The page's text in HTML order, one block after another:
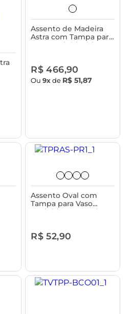
Assento de Madeira
Astra com Tampa para
Vaso Sanitário Ibiza
R$ 466,90
Ou9xde R$ 51,87
Assento Oval com
Tampa para Vaso
Sanitário Astra - Plus
R$ 52,90